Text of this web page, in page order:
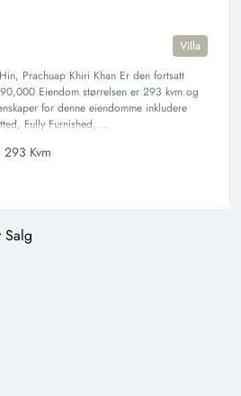
Villa
Prachuap Khiri Khan Er den fortsatt
Eiendom størrelsen er 293 kvm og
for denne eiendomme inkludere
Fully Furnished,...
293 Kvm